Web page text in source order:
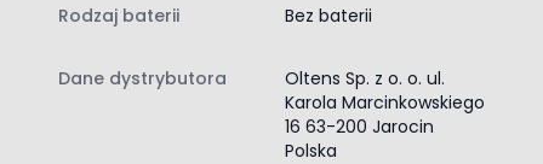
Rodzaj baterii Bez baterii
Dane dystrybutora
Oltens Sp. z o. o. ul.
Karola Marcinkowskiego
16 63-200 Jarocin
Polska